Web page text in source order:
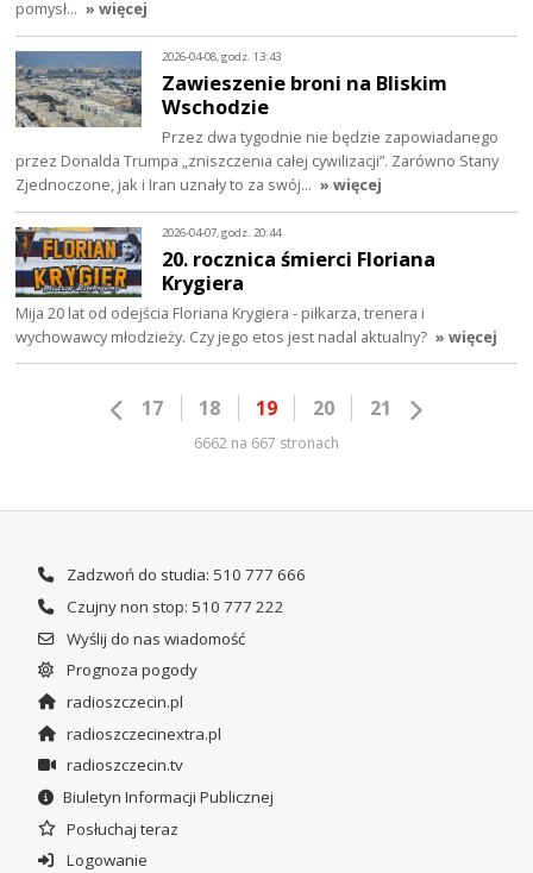
pomysł… » więcej
2026-04-08, godz. 13:43
Zawieszenie broni na Bliskim
Wschodzie
Przez dwa tygodnie nie będzie zapowiadanego
przez Donalda Trumpa „zniszczenia całej cywilizacji”. Zarówno Stany
Zjednoczone, jak i Iran uznały to za swój… » więcej
2026-04-07, godz. 20:44
20. rocznica śmierci Floriana
Krygiera
Mija 20 lat od odejścia Floriana Krygiera - piłkarza, trenera i
wychowawcy młodzieży. Czy jego etos jest nadal aktualny? » więcej
17 18 19 20 21
6662 na 667 stronach
Zadzwoń do studia: 510 777 666
Czujny non stop: 510 777 222
Wyślij do nas wiadomość
Prognoza pogody
radioszczecin.pl
radioszczecinextra.pl
radioszczecin.tv
Biuletyn Informacji Publicznej
Posłuchaj teraz
Logowanie